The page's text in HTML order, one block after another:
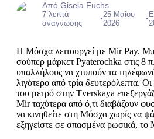
Από Gisela Fuchs
7 λεπτά
ανάγνωσης
•25 Μαΐου
2026
•
Η Μόσχα λειτουργεί με Mir Pay.
σούπερ μάρκετ Pyaterochka στις 8
υπαλλήλους να χτυπούν τα
λιγότερο από τρία δευτερόλεπτα.
του μετρό στην Tverskaya
Mir ταχύτερα από ό,τι διαβάζουν
να κινηθείτε στη Μόσχα χωρίς να
εξηγείστε σε σπασμένα ρωσικά, το